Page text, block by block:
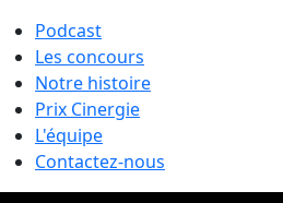
Podcast
Les concours
Notre histoire
Prix Cinergie
L'équipe
Contactez-nous